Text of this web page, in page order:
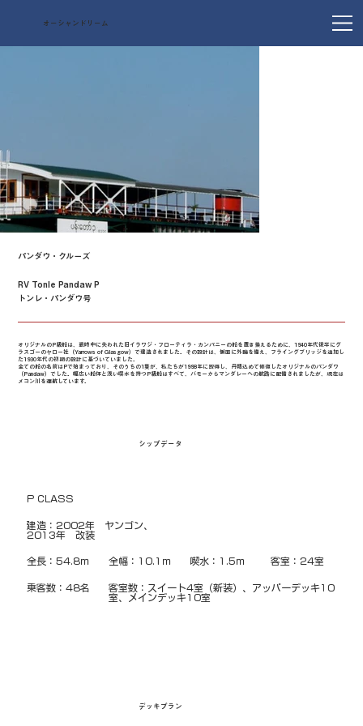
オーシャンドリーム
パンダウ・クルーズ
トンレ・パンダウ号
RV Tonle Pandaw P
オリジナルのP級船は、戦時中に失われた旧イラワジ・フローティラ・カンパニーの船を置き換えるために、1940年代後半にグ
ラスゴーのヤロー社（Yarrows of Glasgow）で建造されました。その設計は、側面に外輪を備え、フライングブリッジを追加し
た1930年代の初期の設計に基づいていました。
全ての船の名前はPで始まっており、そのうちの1隻が、私たちが1998年に取得し、丹精込めて修復したオリジナルのパンダウ
（Pandaw）でした。幅広い船体と浅い喫水を持つP級船はすべて、バモーからマンダレーへの航路に配備されましたが、現在は
メコン川を運航しています。
シップデータ
P CLASS
建造：2002年　ヤンゴン、
2013年　改装
全長：54.8ｍ 全幅：10.1ｍ 喫水：1.5ｍ 客室：24室
乗客数：48名
客室数：スイート4室（新装）、アッパーデッキ10
室、メインデッキ10室
デッキプラン